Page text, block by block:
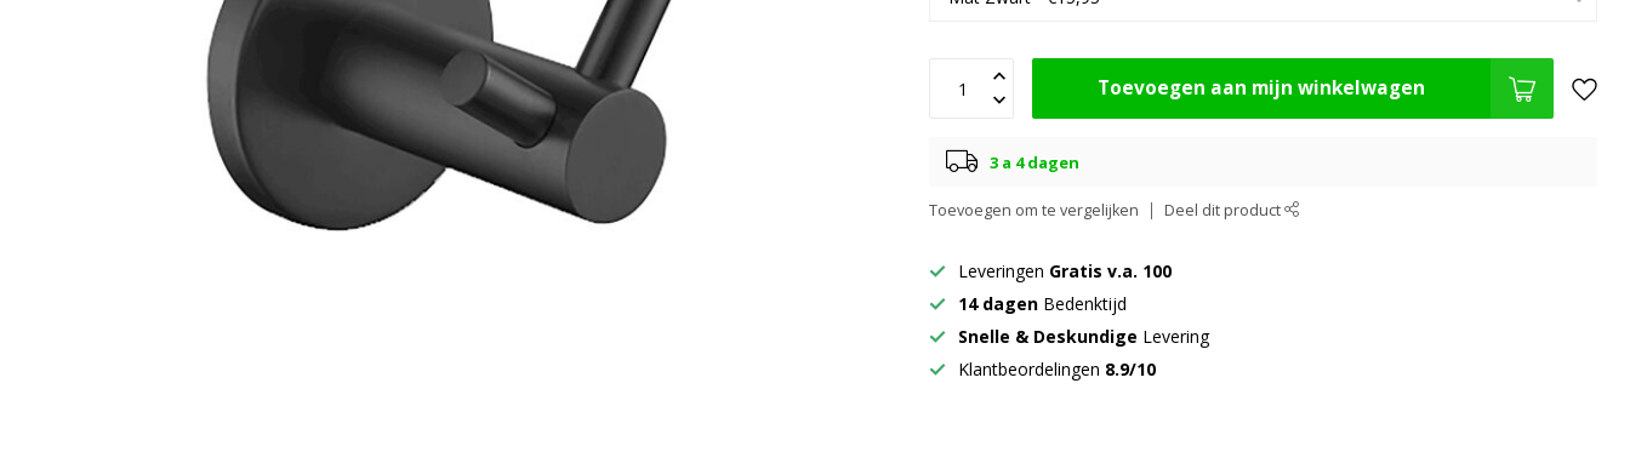
Toevoegen aan mijn winkelwagen
3 a 4 dagen
Toevoegen om te vergelijken Deel dit product
Leveringen Gratis v.a. 100
14 dagen Bedenktijd
Snelle & Deskundige Levering
Klantbeordelingen 8.9/10